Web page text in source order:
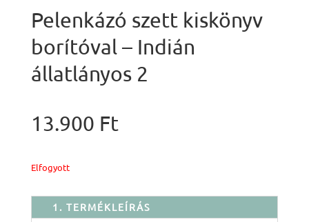
Pelenkázó szett kiskönyv
borítóval – Indián
állatlányos 2
13.900 Ft
Elfogyott
1. TERMÉKLEÍRÁS